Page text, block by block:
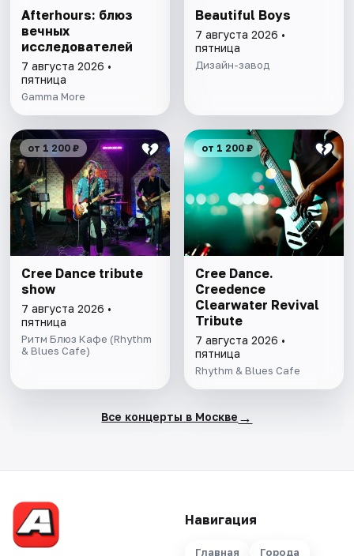
Afterhours: блюз
вечных
исследователей
7 августа 2026 •
пятница
Gamma More
Beautiful Boys
7 августа 2026 •
пятница
Дизайн-завод
от 1 200 ₽
Cree Dance tribute
show
7 августа 2026 •
пятница
Ритм Блюз Кафе (Rhythm
& Blues Cafe)
от 1 200 ₽
Cree Dance.
Creedence
Clearwater Revival
Tribute
7 августа 2026 •
пятница
Rhythm & Blues Cafe
Все концерты в Москве →
Навигация
Главная Города